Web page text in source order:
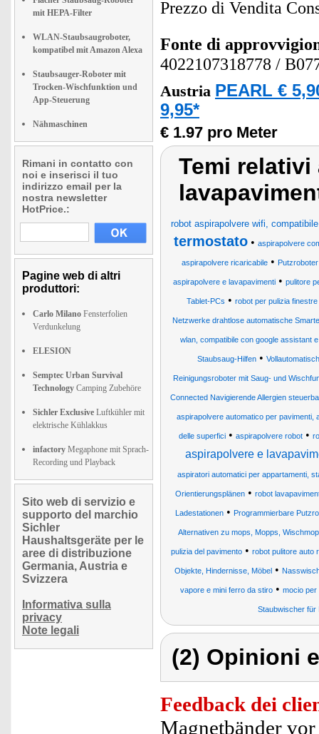
mit HEPA-Filter
WLAN-Staubsaugroboter,
kompatibel mit Amazon Alexa
Staubsauger-Roboter mit
Trocken-Wischfunktion und
App-Steuerung
Nähmaschinen
Rimani in contatto con
noi e inserisci il tuo
indirizzo email per la
nostra newsletter
HotPrice.:
Pagine web di altri
produttori:
Carlo Milano Fensterfolien
Verdunkelung
ELESION
Semptec Urban Survival
Technology Camping Zubehöre
Sichler Exclusive Luftkühler mit
elektrische Kühlakkus
infactory Megaphone mit Sprach-
Recording und Playback
Sito web di servizio e
supporto del marchio
Sichler
Haushaltsgeräte per le
aree di distribuzione
Germania, Austria e
Svizzera
Informativa sulla
privacy
Note legali
Prezzo di Vendita
Fonte di
4022107318778 /
Austria PEARL €
9,95*
€ 1.97 pro Meter
Temi
robot aspirapolvere wifi,
termostato • aspirapolvere
aspirapolvere ricaricabile •
aspirapolvere e lavapavimenti • pulitore
Tablet-PCs • robot per pulizia
Netzwerke drahtlose automatische Smarte
wlan, compatibile con google assistant
Staubsaug-Hilfen •
Reinigungsroboter mit Saug- und
Connected Navigierende Allergien
aspirapolvere automatico per pavimenti,
delle superfici • aspirapolvere robot •
aspirapolvere e
aspiratori automatici per appartamenti,
Orientierungsplänen• robot
Ladestationen • Programmierbare
Alternativen zu mops, Mopps,
pulizia del pavimento• robot pulitore auto
Objekte, Hindernisse, Möbel•
vapore e mini ferro da stiro • mocio per
Staubwischer für
(2) Opinioni
Feedback dei
Magnetbänder